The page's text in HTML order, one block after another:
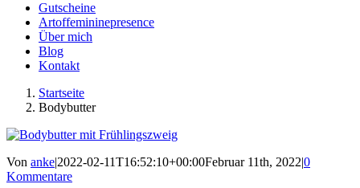
Gutscheine
Artoffemininepresence
Über mich
Blog
Kontakt
Startseite
Bodybutter
Von anke|2022-02-11T16:52:10+00:00Februar 11th, 2022|0
Kommentare